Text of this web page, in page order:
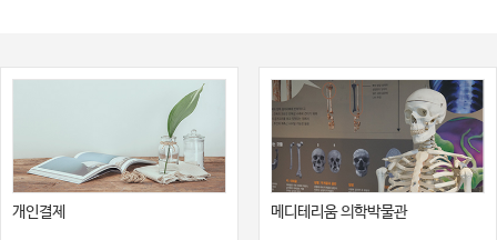
개인결제 메디테리움 의학박물관